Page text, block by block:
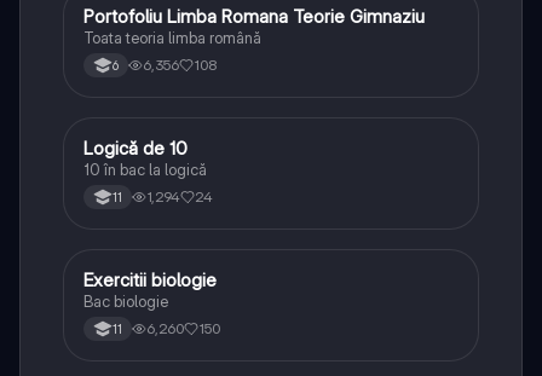
Limba și literatura română
Portofoliu Limba Romana Teorie Gimnaziu
Toata teoria limba română
6 6,356 108
Logică
Logică de 10
10 în bac la logică
11 1,294 24
Biologie
Exercitii biologie
Bac biologie
11 6,260 150